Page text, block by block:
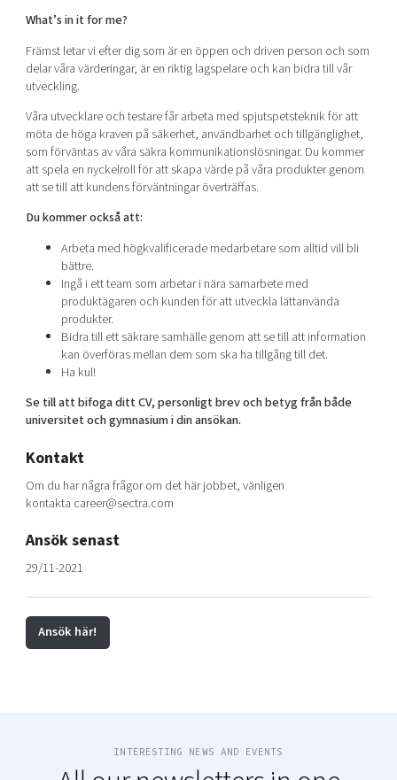
What’s in it for me?
Främst letar vi efter dig som är en öppen och driven person och som
delar våra värderingar, är en riktig lagspelare och kan bidra till vår
utveckling.
Våra utvecklare och testare får arbeta med spjutspetsteknik för att
möta de höga kraven på säkerhet, användbarhet och tillgänglighet,
som förväntas av våra säkra kommunikationslösningar. Du kommer
att spela en nyckelroll för att skapa värde på våra produkter genom
att se till att kundens förväntningar överträffas.
Du kommer också att:
Arbeta med högkvalificerade medarbetare som alltid vill bli
bättre.
Ingå i ett team som arbetar i nära samarbete med
produktägaren och kunden för att utveckla lättanvända
produkter.
Bidra till ett säkrare samhälle genom att se till att information
kan överföras mellan dem som ska ha tillgång till det.
Ha kul!
Se till att bifoga ditt CV, personligt brev och betyg från både
universitet och gymnasium i din ansökan.
Kontakt
Om du har några frågor om det här jobbet, vänligen
kontakta career@sectra.com
Ansök senast
29/11-2021
Ansök här!
INTERESTING NEWS AND EVENTS